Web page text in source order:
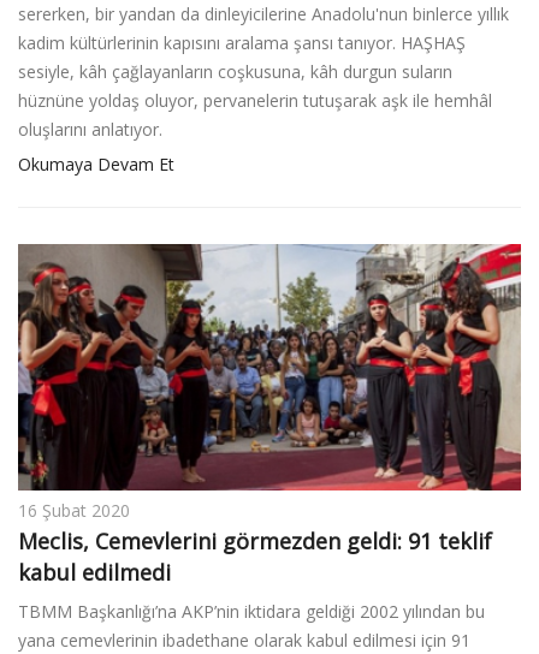
sererken, bir yandan da dinleyicilerine Anadolu'nun binlerce yıllık
kadim kültürlerinin kapısını aralama şansı tanıyor. HAŞHAŞ
sesiyle, kâh çağlayanların coşkusuna, kâh durgun suların
hüznüne yoldaş oluyor, pervanelerin tutuşarak aşk ile hemhâl
oluşlarını anlatıyor.
Okumaya Devam Et
16 Şubat 2020
Meclis, Cemevlerini görmezden geldi: 91 teklif
kabul edilmedi
TBMM Başkanlığı’na AKP’nin iktidara geldiği 2002 yılından bu
yana cemevlerinin ibadethane olarak kabul edilmesi için 91